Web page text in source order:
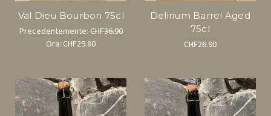
Val Dieu Bourbon 75cl
Precedentemente:CHF36.90
Ora: CHF29.80
Delirium Barrel Aged
75cl
CHF26.90